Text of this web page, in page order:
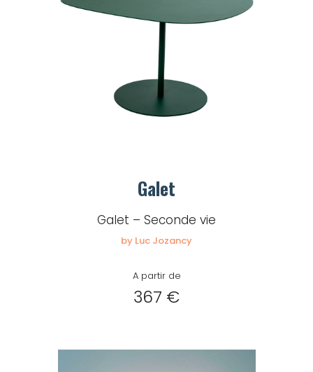
Galet
Galet – Seconde vie
by Luc Jozancy
A partir de
367 €